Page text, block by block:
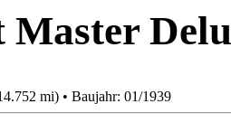
Master
mi) • Baujahr: 01/1939